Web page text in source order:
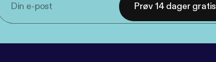
Prøv 14 dager gratis